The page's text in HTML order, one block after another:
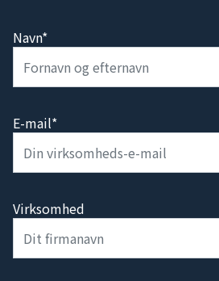
Navn*
E-mail*
Virksomhed